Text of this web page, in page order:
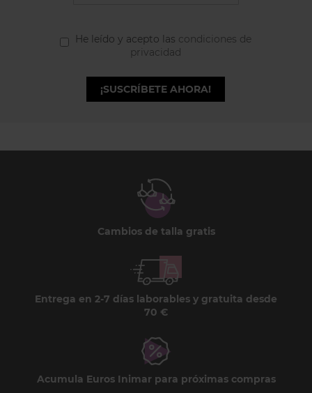
He leído y acepto las condiciones de
privacidad
¡SUSCRÍBETE AHORA!
Cambios de talla gratis
Entrega en 2-7 días laborables y gratuita desde
70 €
Acumula Euros Inimar para próximas compras